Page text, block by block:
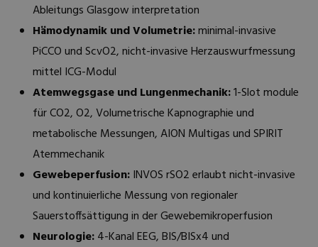
Ableitungs Glasgow interpretation
Hämodynamik und Volumetrie:minimal-invasive
PiCCO und ScvO2, nicht-invasive Herzauswurfmessung
mittel ICG-Modul
Atemwegsgase und Lungenmechanik:1-Slot module
für CO2, O2, Volumetrische Kapnographie und
metabolische Messungen, AION Multigas und SPIRIT
Atemmechanik
Gewebeperfusion:INVOS rSO2 erlaubt nicht-invasive
und kontinuierliche Messung von regionaler
Sauerstoffsättigung in der Gewebemikroperfusion
Neurologie:4-Kanal EEG, BIS/BISx4 und